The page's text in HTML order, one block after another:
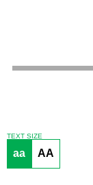
TEXT SIZE
aa AA